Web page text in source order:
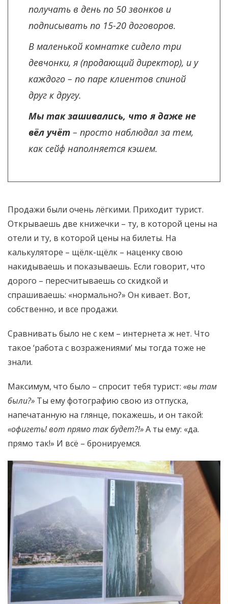
получать в день по 50 звонков и
подписывать по 15-20 договоров.
В маленькой комнатке сидело три
девчонки, я (продающий директор), и у
каждого – по паре клиентов спиной
друг к другу.
Мы так зашивались, что я даже не
вёл учёт – просто наблюдал за тем,
как сейф наполняется кэшем.
Продажи были очень лёгкими. Приходит турист.
Открываешь две книжечки – ту, в которой цены на
отели и ту, в которой цены на билеты. На
калькуляторе – щёлк-щёлк – наценку свою
накидываешь и показываешь. Если говорит, что
дорого – пересчитываешь со скидкой и
спрашиваешь: «нормально?» Он кивает. Вот,
собственно, и все продажи.
Сравнивать было не с кем – интернета ж нет. Что
такое ‘работа с возражениями’ мы тогда тоже не
знали.
Максимум, что было – спросит тебя турист: «вы там
были?» Ты ему фотографию свою из отпуска,
напечатанную на глянце, покажешь, и он такой:
«офигеть! вот прямо так будет?!»А ты ему: «да.
прямо так!» И всё – бронируемся.